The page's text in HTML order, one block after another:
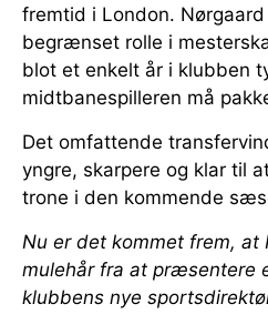
fremtid i London.
begrænset rolle i
blot et enkelt år i klubben
midtbanespilleren må
Det omfattende
yngre, skarpere og klar til
trone i den kommende
Nu er det kommet frem, at
mulehår fra at præsentere
klubbens nye